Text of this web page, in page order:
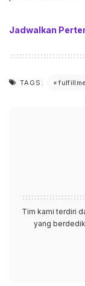
Jadwalkan
TAGS:
Tim kami terdiri
yang